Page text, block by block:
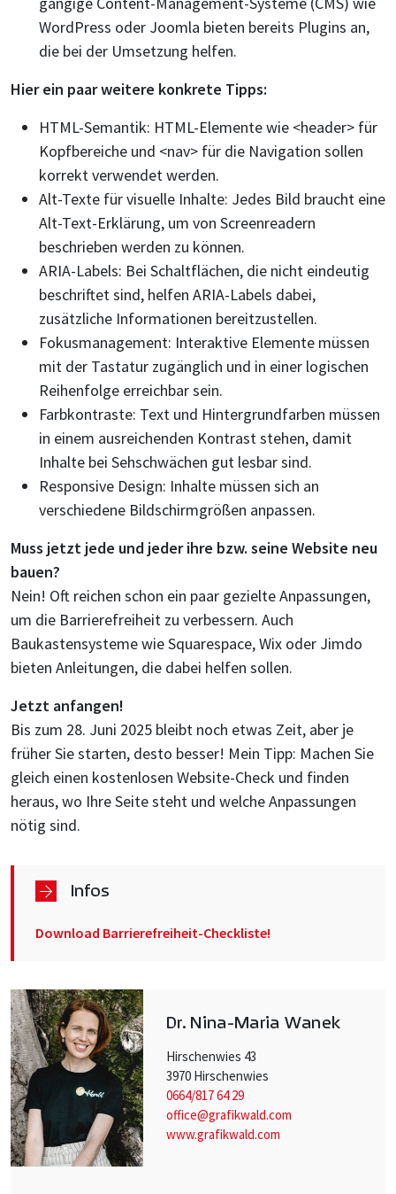
WordPress oder Joomla bieten bereits Plugins an,
die bei der Umsetzung helfen.
Hier ein paar weitere konkrete Tipps:
HTML-Semantik: HTML-Elemente wie <header> für
Kopfbereiche und <nav> für die Navigation sollen
korrekt verwendet werden.
Alt-Texte für visuelle Inhalte: Jedes Bild braucht eine
Alt-Text-Erklärung, um von Screenreadern
beschrieben werden zu können.
ARIA-Labels: Bei Schaltflächen, die nicht eindeutig
beschriftet sind, helfen ARIA-Labels dabei,
zusätzliche Informationen bereitzustellen.
Fokusmanagement: Interaktive Elemente müssen
mit der Tastatur zugänglich und in einer logischen
Reihenfolge erreichbar sein.
Farbkontraste: Text und Hintergrundfarben müssen
in einem ausreichenden Kontrast stehen, damit
Inhalte bei Sehschwächen gut lesbar sind.
Responsive Design: Inhalte müssen sich an
verschiedene Bildschirmgrößen anpassen.
Muss jetzt jede und jeder ihre bzw. seine Website neu
bauen?
Nein! Oft reichen schon ein paar gezielte Anpassungen,
um die Barrierefreiheit zu verbessern. Auch
Baukastensysteme wie Squarespace, Wix oder Jimdo
bieten Anleitungen, die dabei helfen sollen.
Jetzt anfangen!
Bis zum 28. Juni 2025 bleibt noch etwas Zeit, aber je
früher Sie starten, desto besser! Mein Tipp: Machen Sie
gleich einen kostenlosen Website-Check und finden
heraus, wo Ihre Seite steht und welche Anpassungen
nötig sind.
Infos
Download Barrierefreiheit-Checkliste!
Dr. Nina-Maria Wanek
Hirschenwies 43
3970 Hirschenwies
0664/817 64 29
office@grafikwald.com
www.grafikwald.com